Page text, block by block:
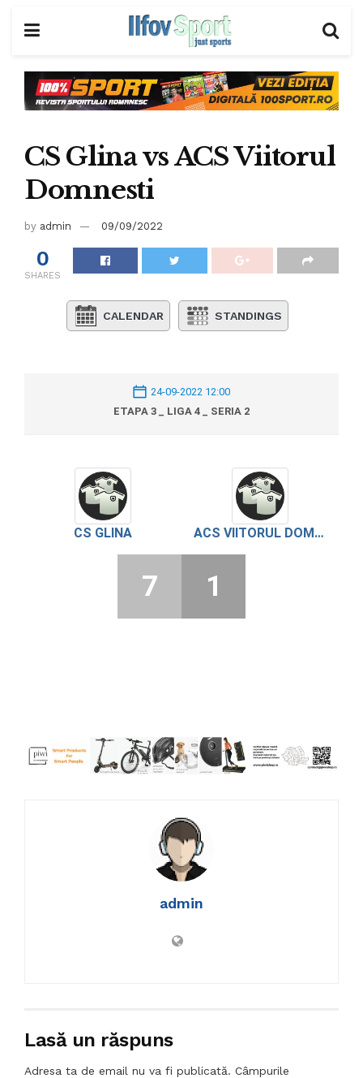
CS Glina vs ACS Viitorul
Domnesti
by admin 09/09/2022
0
SHARES
CALENDAR STANDINGS
24-09-2022 12:00
ETAPA 3 _ LIGA 4 _ SERIA 2
CS GLINA ACS VIITORUL DOMNESTI
7 1
admin
Lasă un răspuns
Adresa ta de email nu va fi publicată. Câmpurile